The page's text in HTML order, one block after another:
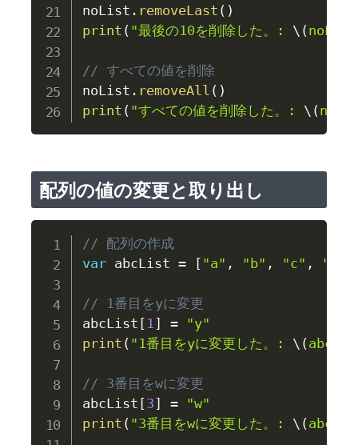
noList . removeLast ( )
print ( "最後の10を削除した。: \(noList
// すべての値を削除
noList . removeAll ( )
print ( "すべての値を削除した。: \(
配列の値の変更と取り出し
// 配列の作成
var abcList = [ "a" , "b" , "c" , "d"
// 1番目をyに変更
abcList [ 1] = "y"
print ( "1番目をyに変更した。: \(
// 3番目をwに変更
abcList [3] = "w"
print ( "3番目をwに変更した。: \(